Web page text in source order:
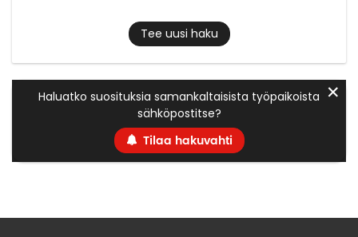
Tee uusi haku
Haluatko suosituksia samankaltaisista työpaikoista
sähköpostitse?
Tilaa hakuvahti
✕